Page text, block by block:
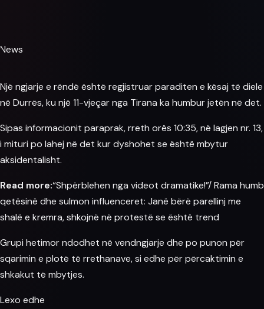
News
Një ngjarje e rëndë është regjistruar paraditen e kësaj të diele
në Durrës, ku një 11-vjeçar nga Tirana ka humbur jetën në det.
Sipas informacionit paraprak, rreth orës 10:35, në lagjen nr. 13,
i mituri po lahej në det kur dyshohet se është mbytur
aksidentalisht.
Read more:“Shpërblehen nga videot dramatike!”/ Rama humb
qetësinë dhe sulmon influenceret: Janë bërë parellinj me
shalë e kremra, shkojnë në protestë se është trend
Grupi hetimor ndodhet në vendngjarje dhe po punon për
sqarimin e plotë të rrethanave, si edhe për përcaktimin e
shkakut të mbytjes.
Lexo edhe